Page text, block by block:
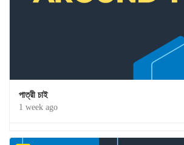
পাত্রী চাই
1 week ago